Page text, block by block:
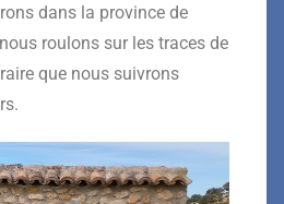
dans la province de
roulons sur les traces de
que nous suivrons